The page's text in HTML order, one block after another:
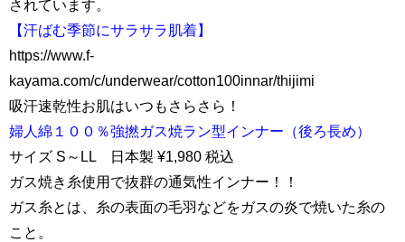
されています。
【汗ばむ季節にサラサラ肌着】
https://www.f-
kayama.com/c/underwear/cotton100innar/thijimi
吸汗速乾性お肌はいつもさらさら！
婦人綿１００％強撚ガス焼ラン型インナー（後ろ長め）
サイズ S～LL 日本製 ¥1,980 税込
ガス焼き糸使用で抜群の通気性インナー！！
ガス糸とは、糸の表面の毛羽などをガスの炎で焼いた糸の
こと。